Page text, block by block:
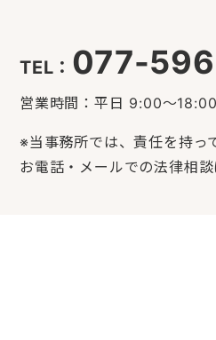
TEL： 077-
営業時間：平日 9:00〜18:00
※当事務所では、責任を持っ
お電話・メールでの法律相